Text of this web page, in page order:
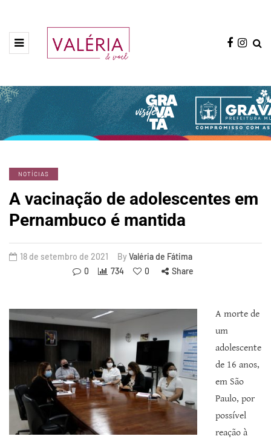
NOTÍCIAS
A vacinação de adolescentes em
Pernambuco é mantida
18 de setembro de 2021 By Valéria de Fátima
0
734 0 Share
A morte de
um
adolescente
de 16 anos,
em São
Paulo, por
possível
reação à